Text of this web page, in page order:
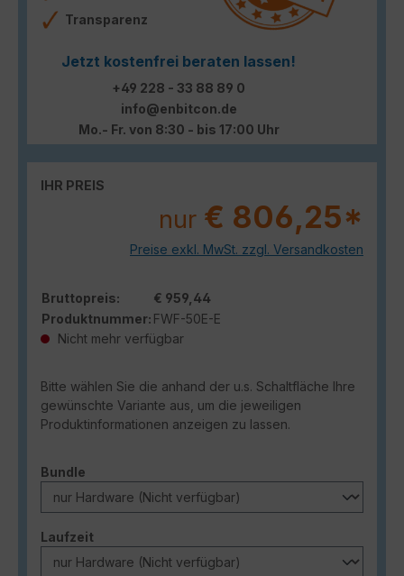
Transparenz
Jetzt kostenfrei beraten lassen!
+49 228 - 33 88 89 0
info@enbitcon.de
Mo.- Fr. von 8:30 - bis 17:00 Uhr
IHR PREIS
nur € 806,25*
Preise exkl. MwSt. zzgl. Versandkosten
Bruttopreis:
€ 959,44
Produktnummer: FWF-50E-E
Nicht mehr verfügbar
Bitte wählen Sie die anhand der u.s. Schaltfläche Ihre
gewünschte Variante aus, um die jeweiligen
Produktinformationen anzeigen zu lassen.
Bundle
Laufzeitauswählen